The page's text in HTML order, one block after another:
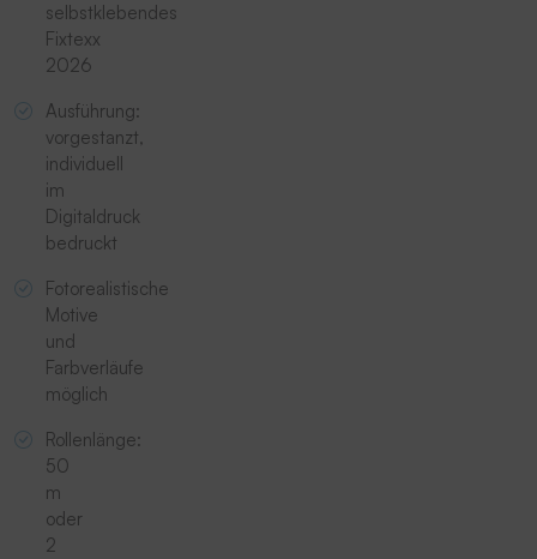
selbstklebendes
Fixtexx
2026
Ausführung:
vorgestanzt,
individuell
im
Digitaldruck
bedruckt
Fotorealistische
Motive
und
Farbverläufe
möglich
Rollenlänge:
50
m
oder
2